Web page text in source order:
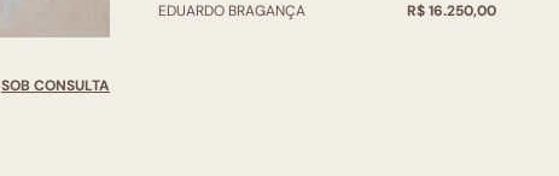
SOB CONSULTA
EDUARDO BRAGANÇA
R$ 16.250,00